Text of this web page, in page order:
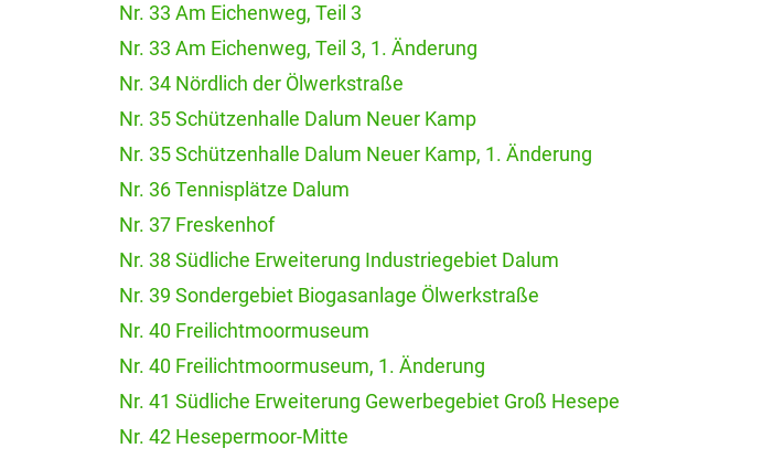
Nr. 33 Am Eichenweg, Teil 3
Nr. 33 Am Eichenweg, Teil 3, 1. Änderung
Nr. 34 Nördlich der Ölwerkstraße
Nr. 35 Schützenhalle Dalum Neuer Kamp
Nr. 35 Schützenhalle Dalum Neuer Kamp, 1. Änderung
Nr. 36 Tennisplätze Dalum
Nr. 37 Freskenhof
Nr. 38 Südliche Erweiterung Industriegebiet Dalum
Nr. 39 Sondergebiet Biogasanlage Ölwerkstraße
Nr. 40 Freilichtmoormuseum
Nr. 40 Freilichtmoormuseum, 1. Änderung
Nr. 41 Südliche Erweiterung Gewerbegebiet Groß Hesepe
Nr. 42 Hesepermoor-Mitte